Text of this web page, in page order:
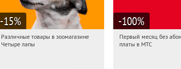
-15%
11:45:20
Получи первым!
Различные товары в зоомагазине
Четыре лапы
-100%
11:45:20
Первый месяц без
платы в МТС